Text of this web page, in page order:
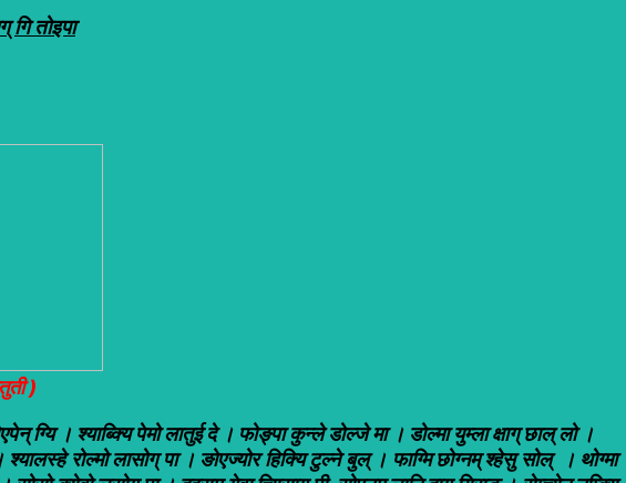
तोइपा
)
ग्यि । श्याब्क्यि पेमो लातुई दे । फोङ्पा कुन्ले डोल्जे मा । डोल्मा युम्ला क्षाग् छाल् लो ।
श्यालस्हे रोल्मो लासोग् पा । ङोएज्योर हिक्यि टुल्ने बुल् । फाग्मि छोग्नम् श्हेसु सोल् । थोग्मा